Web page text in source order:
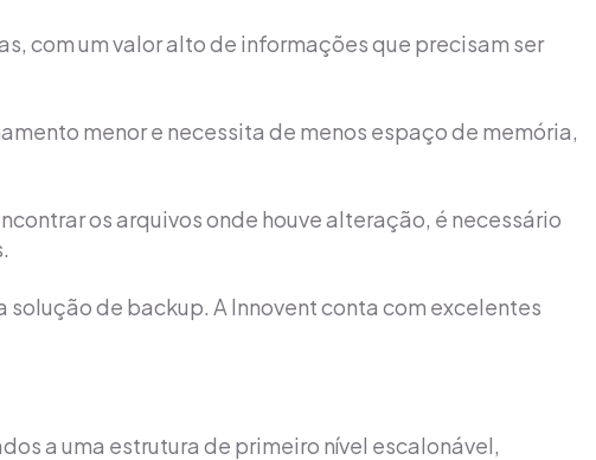
com um valor alto de informações que precisam ser
menor e necessita de menos espaço de memória,
os arquivos onde houve alteração, é necessário
de backup. A Innovent conta com excelentes
a uma estrutura de primeiro nível escalonável,